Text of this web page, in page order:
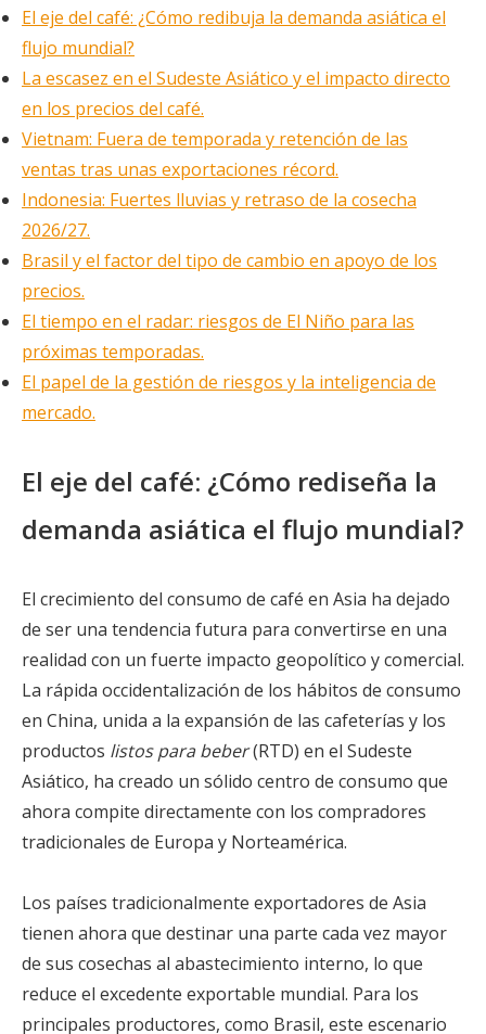
El eje del café: ¿Cómo redibuja la demanda asiática el
flujo mundial?
La escasez en el Sudeste Asiático y el impacto directo
en los precios del café.
Vietnam: Fuera de temporada y retención de las
ventas tras unas exportaciones récord.
Indonesia: Fuertes lluvias y retraso de la cosecha
2026/27.
Brasil y el factor del tipo de cambio en apoyo de los
precios.
El tiempo en el radar: riesgos de El Niño para las
próximas temporadas.
El papel de la gestión de riesgos y la inteligencia de
mercado.
El eje del café: ¿Cómo rediseña la
demanda asiática el flujo mundial?
El crecimiento del consumo de café en Asia ha dejado
de ser una tendencia futura para convertirse en una
realidad con un fuerte impacto geopolítico y comercial.
La rápida occidentalización de los hábitos de consumo
en China, unida a la expansión de las cafeterías y los
productos listos para beber(RTD) en el Sudeste
Asiático, ha creado un sólido centro de consumo que
ahora compite directamente con los compradores
tradicionales de Europa y Norteamérica.
Los países tradicionalmente exportadores de Asia
tienen ahora que destinar una parte cada vez mayor
de sus cosechas al abastecimiento interno, lo que
reduce el excedente exportable mundial. Para los
principales productores, como Brasil, este escenario